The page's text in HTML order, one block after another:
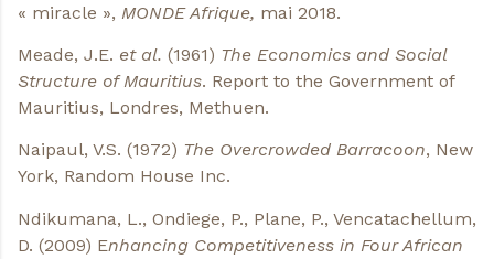
« miracle », MONDE Afrique, mai 2018.
Meade, J.E. et al. (1961) The Economics and Social
Structure of Mauritius. Report to the Government of
Mauritius, Londres, Methuen.
Naipaul, V.S. (1972) The Overcrowded Barracoon, New
York, Random House Inc.
Ndikumana, L., Ondiege, P., Plane, P., Vencatachellum,
D. (2009) Enhancing Competitiveness in Four African